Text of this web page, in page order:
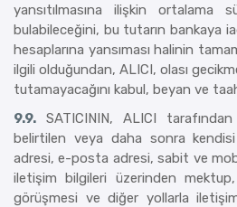
yansıtılmasına ilişkin
bulabileceğini, bu tutarın bankaya
hesaplarına yansıması halinin
ilgili olduğundan, ALICI, olası
tutamayacağını kabul, beyan ve
9.9. SATICININ, ALICI
belirtilen veya daha sonra
adresi, e-posta adresi, sabit ve
iletişim bilgileri üzerinden
görüşmesi ve diğer yollarla